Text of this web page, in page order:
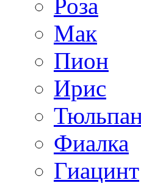
Роза
Мак
Пион
Ирис
Фиалка
Гиацинт